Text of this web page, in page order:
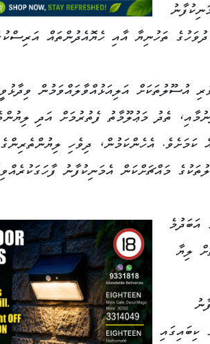
ތަހުނިޔާ އާއި ހެޔޮއެދުންތައް
އަލިއަޅުއްވާލައްވަމުން
ތެދު މަޢުލޫމާތު ފެތުރުމަށް އަދި
އެހެންކަމުން، ދިވެހި ލިޔުންތެރިންގެ
މައްޗަށްކަން އެމަނިކުފާނު
އަބަދުމެ
ލިޔާ
ކިބައިގައި